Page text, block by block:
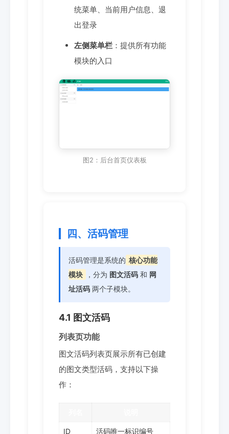
统菜单、当前用户信息、退
出登录
左侧菜单栏 ：提供所有功能
模块的入口
图2：后台首页仪表板
四、活码管理
活码管理是系统的 核心功能
模块
，分为 图文活码 和 网
址活码 两个子模块。
4.1 图文活码
列表页功能
图文活码列表页展示所有已创建
的图文类型活码，支持以下操
作：
ID 活码唯一标识编号